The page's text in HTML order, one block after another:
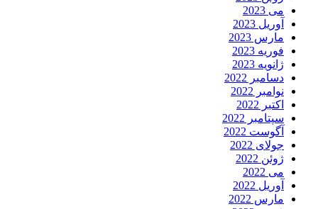
می 2023
آوریل 2023
مارس 2023
فوریه 2023
ژانویه 2023
دسامبر 2022
نوامبر 2022
اکتبر 2022
سپتامبر 2022
آگوست 2022
جولای 2022
ژوئن 2022
می 2022
آوریل 2022
مارس 2022